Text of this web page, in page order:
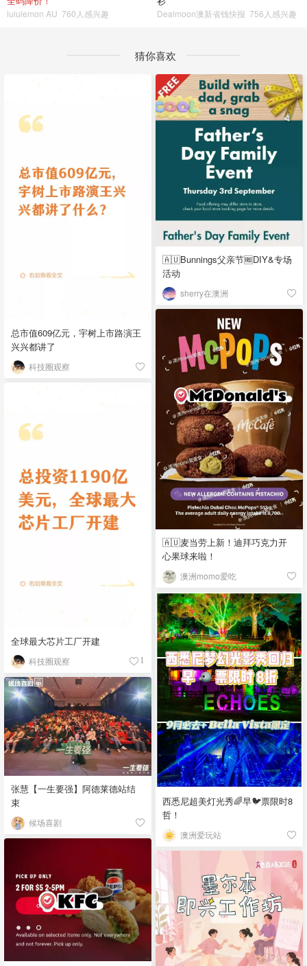
lululemon AU 760人感兴趣 Dealmoon澳新省钱快报 756人感兴趣
猜你喜欢
总市值609亿元，宇树上市路演王
兴兴都讲了
科技圈观察
🇦🇺Bunnings父亲节🆓DIY&专场
活动
sherry在澳洲
🇦🇺麦当劳上新！迪拜巧克力开
心果球来啦！
澳洲momo爱吃
全球最大芯片工厂开建
科技圈观察 1
西悉尼超美灯光秀🌈早🐦票限时8
哲！
澳洲爱玩站
张慧【一生要强】阿德莱德站结
束
候场喜剧